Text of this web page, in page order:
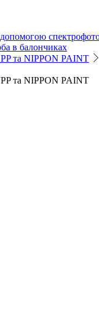
допомогою
в балончиках
та NIPPON PAINT
та NIPPON PAINT